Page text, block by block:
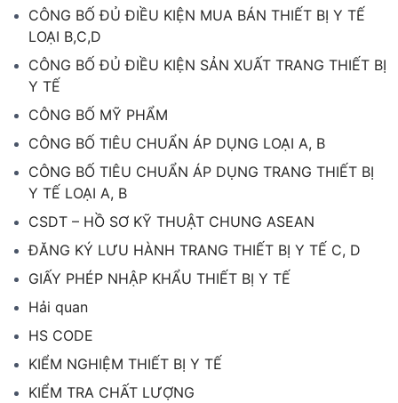
CÔNG BỐ ĐỦ ĐIỀU KIỆN MUA BÁN THIẾT BỊ Y TẾ
LOẠI B,C,D
CÔNG BỐ ĐỦ ĐIỀU KIỆN SẢN XUẤT TRANG THIẾT BỊ
Y TẾ
CÔNG BỐ MỸ PHẨM
CÔNG BỐ TIÊU CHUẨN ÁP DỤNG LOẠI A, B
CÔNG BỐ TIÊU CHUẨN ÁP DỤNG TRANG THIẾT BỊ
Y TẾ LOẠI A, B
CSDT – HỒ SƠ KỸ THUẬT CHUNG ASEAN
ĐĂNG KÝ LƯU HÀNH TRANG THIẾT BỊ Y TẾ C, D
GIẤY PHÉP NHẬP KHẨU THIẾT BỊ Y TẾ
Hải quan
HS CODE
KIỂM NGHIỆM THIẾT BỊ Y TẾ
KIỂM TRA CHẤT LƯỢNG